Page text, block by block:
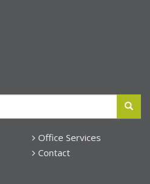
Office Services
Contact